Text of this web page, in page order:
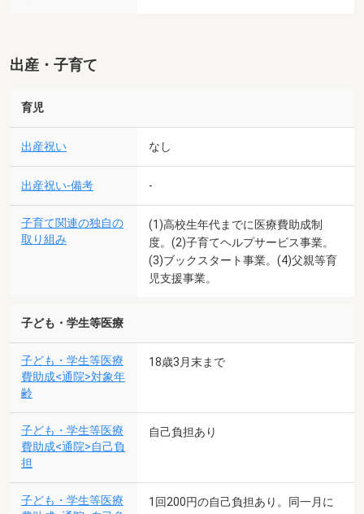
出産・子育て
育児
出産祝い なし
出産祝い-備考 -
子育て関連の独自の
取り組み
(1)高校生年代までに医療費助成制
度。(2)子育てヘルプサービス事業。
(3)ブックスタート事業。(4)父親等育
児支援事業。
子ども・学生等医療
子ども・学生等医療
費助成<通院>対象年
齢
18歳3月末まで
子ども・学生等医療
費助成<通院>自己負
担
自己負担あり
子ども・学生等医療
1回200円の自己負担あり。同一月に